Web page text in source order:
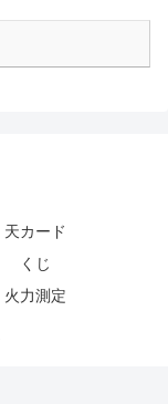
天カード
くじ
火力測定